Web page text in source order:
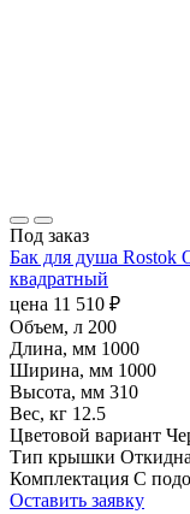
Под заказ
Бак для душа Rostok
квадратный
цена 11 510 ₽
Объем, л 200
Длина, мм 1000
Ширина, мм 1000
Высота, мм 310
Вес, кг 12.5
Цветовой вариант
Тип крышки
Комплектация С
Оставить заявку